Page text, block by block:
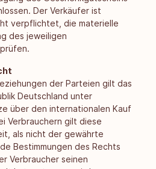
Der Verkäufer ist
verpflichtet, die materielle
des jeweiligen
der Parteien gilt das
Deutschland unter
über den internationalen Kauf
Verbrauchern gilt diese
als nicht der gewährte
Bestimmungen des Rechts
Verbraucher seinen